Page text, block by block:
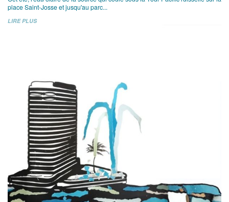
place Saint-Josse et jusqu'au parc...
LIRE PLUS